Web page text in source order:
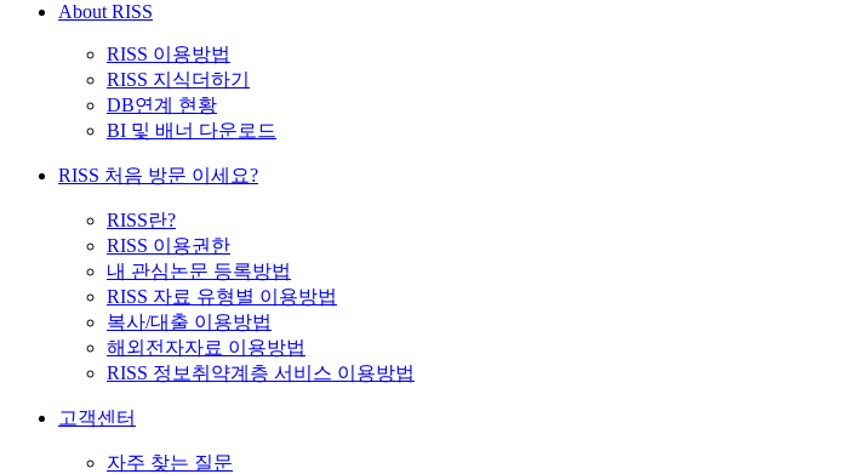
About RISS
RISS 이용방법
RISS 지식더하기
DB연계 현황
BI 및 배너 다운로드
RISS 처음 방문 이세요?
RISS란?
RISS 이용권한
내 관심논문 등록방법
RISS 자료 유형별 이용방법
복사/대출 이용방법
해외전자자료 이용방법
RISS 정보취약계층 서비스 이용방법
고객센터
자주 찾는 질문